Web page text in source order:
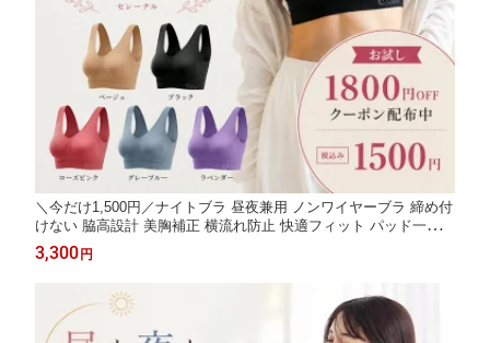
＼今だけ1,500円／ナイトブラ 昼夜兼用 ノンワイヤーブラ 締め付
けない 脇高設計 美胸補正 横流れ防止 快適フィット パッド一体型
ズレない バストケア 産後ブラ 24時間着用可能 ブラック ベージ
ュ ローズピンク グレーブルー ラベンダー 【Serenal】
3,300円